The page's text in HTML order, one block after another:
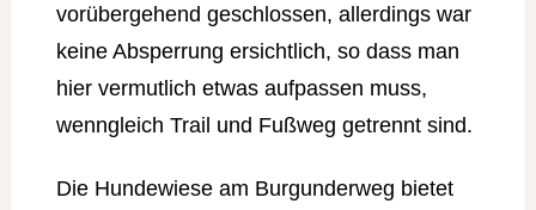
vorübergehend geschlossen, allerdings war
keine Absperrung ersichtlich, so dass man
hier vermutlich etwas aufpassen muss,
wenngleich Trail und Fußweg getrennt sind.
Die Hundewiese am Burgunderweg bietet